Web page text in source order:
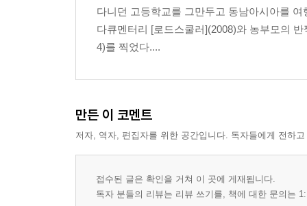
다니던 고등학교를 그만두고 동남아시아를
다큐멘터리 [로드스쿨러](2008)와 농부모의
4)를 찍었다....
만든 이 코멘트
저자, 역자, 편집자를 위한 공간입니다. 독자들에게 전하
접수된 글은 확인을 거쳐 이 곳에 게재됩니다.
독자 분들의 리뷰는 리뷰 쓰기를, 책에 대한 문의는